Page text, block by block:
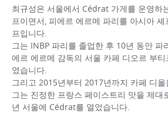
최규성은 서울에서 Cédrat 가게를 운영하
프이면서, 피에르 에르메 파리를 아시아
프입니다.
그는 INBP 파리를 졸업한 후 10년 동안 파
에르 에르메 감독의 서울 카페 디오르 부
였습니다.
그리고 2015년부터 2017년까지 카페 디
그는 진정한 프랑스 페이스트리 맛을 제대
년 서울에 Cédrat를 열었습니다.